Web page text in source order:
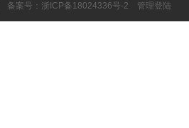
案号： 浙ICP备18024336号-2 管理登陆